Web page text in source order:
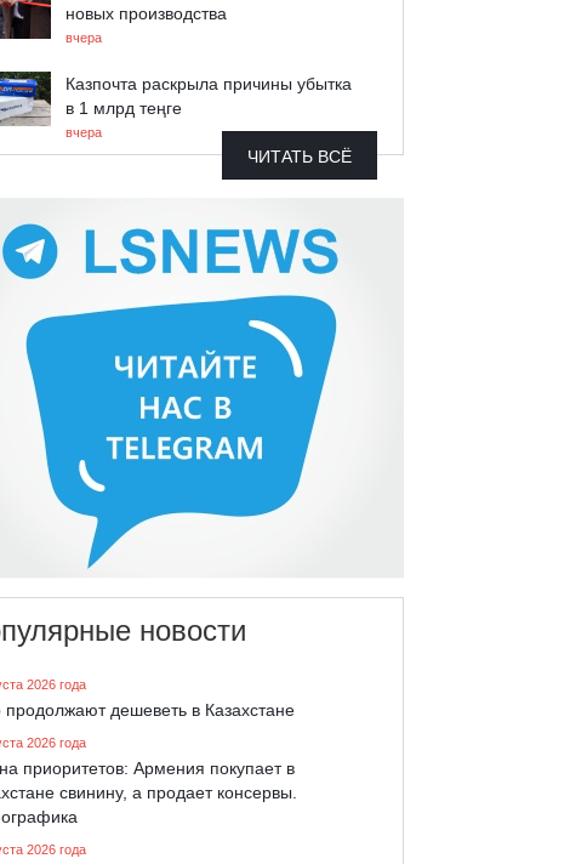
новых производства
вчера
Казпочта раскрыла причины убытка
в 1 млрд теңге
вчера
ЧИТАТЬ ВСЁ
новости
2026 года
продолжают дешеветь в Казахстане
2026 года
приоритетов: Армения покупает в
свинину, а продает консервы.
2026 года